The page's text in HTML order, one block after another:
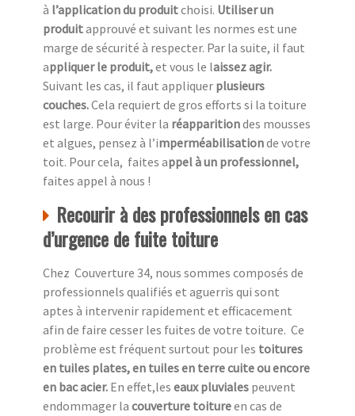
à l’application du produitchoisi. Utiliser un
produitapprouvé et suivant les normes est une
marge de sécurité à respecter. Par la suite, il faut
appliquer le produit,et vous le laissez agir.
Suivant les cas, il faut appliquer plusieurs
couches.Cela requiert de gros efforts si la toiture
est large. Pour éviter la réapparitiondes mousses
et algues, pensez à l’imperméabilisationde votre
toit. Pour cela, faites appel à un professionnel,
faites appel à nous !
Recourir à des professionnels en cas
d’urgence de fuite toiture
Chez Couverture 34, nous sommes composés de
professionnels qualifiés et aguerris qui sont
aptes à intervenir rapidement et efficacement
afin de faire cesser les fuites de votre toiture. Ce
problème est fréquent surtout pour les toitures
en tuiles plates, en tuiles en terre cuite ou encore
en bac acier. En effet,les eaux pluviales peuvent
endommager la couverture toitureen cas de